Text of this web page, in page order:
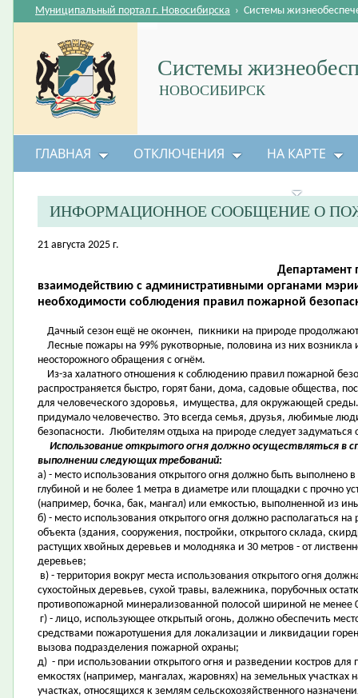
Системы
НОВОСИБИРСК
Муниципальный портал г. Новосибирска › Системы
ГЛАВНАЯ ОТКЛЮЧЕНИЯ НА КАРТЕ
ИНФОРМАЦИОННОЕ СООБЩЕНИЕ О
21 августа 2025 г.
Департамент
взаимодействию с административными органами
необходимости соблюдения правил пожарной
Дачный сезон ещё не окончен, пикники на природе
Лесные пожары на 99% рукотворные, половина из них возникла
неосторожного обращения с огнём.
Из-за халатного отношения к соблюдению правил пожарной
распространяется быстро, горят бани, дома, садовые общества,
для человеческого здоровья, имущества, для окружающей
придумало человечество. Это всегда семья, друзья, любимые
безопасности. Любителям отдыха на природе следует задуматься
Использование открытого огня должно осуществляться в
выполнении следующих требований:
а) - место использования открытого огня должно быть
глубиной и не более 1 метра в диаметре или площадки с прочно
(например, бочка, бак, мангал) или емкостью, выполненной из
б) - место использования открытого огня должно располагаться
объекта (здания, сооружения, постройки, открытого склада,
растущих хвойных деревьев и молодняка и 30 метров - от
деревьев;
в) - территория вокруг места использования открытого огня
сухостойных деревьев, сухой травы, валежника, порубочных
противопожарной минерализованной полосой шириной не менее
г) - лицо, использующее открытый огонь, должно обеспечить
средствами пожаротушения для локализации и ликвидации
вызова подразделения пожарной охраны;
д) - при использовании открытого огня и разведении костров
емкостях (например, мангалах, жаровнях) на земельных участках
участках, относящихся к землям сельскохозяйственного